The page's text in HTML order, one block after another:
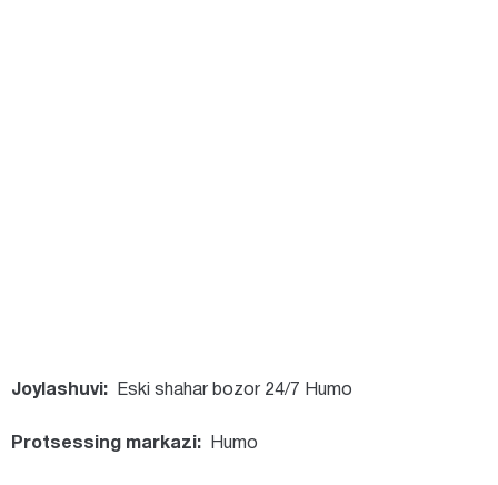
Joylashuvi: Eski shahar bozor 24/7 Humo
Protsessing markazi: Humo